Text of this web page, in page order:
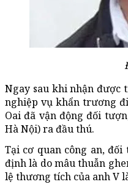
Ngay sau khi nhận được
nghiệp vụ khẩn trương
Oai đã vận động đối
Hà Nội) ra đầu thú.
Tại cơ quan công an,
định là do mâu thuẫn
lệ thương tích của anh V